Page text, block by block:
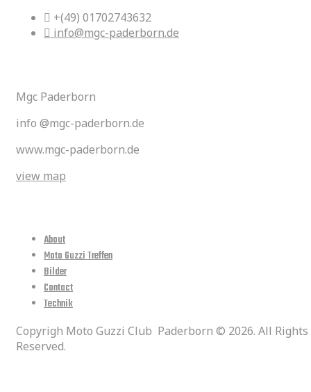
+(49) 01702743632
info@mgc-paderborn.de
Mgc Paderborn
info @mgc-paderborn.de
www.mgc-paderborn.de
view map
About
Moto Guzzi Treffen
Bilder
Contact
Technik
Copyrigh Moto Guzzi Club Paderborn © 2026. All Rights
Reserved.